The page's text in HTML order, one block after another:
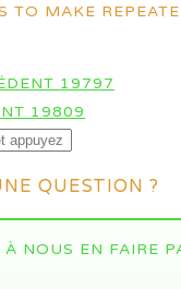
TO MAKE
19797
19809
QUESTION ?
À NOUS EN FAIRE